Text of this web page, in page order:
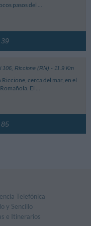
pasos del ...
106, Riccione (RN) - 11.9 Km
cerca del mar, en el
El ...
Telefónica
y Sencillo
e Itinerarios